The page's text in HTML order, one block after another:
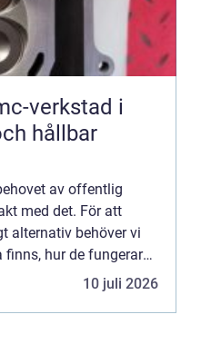
verkstad i
hållbar
av offentlig
med det. För att
alternativ behöver vi
hur de fungerar
10 juli 2026